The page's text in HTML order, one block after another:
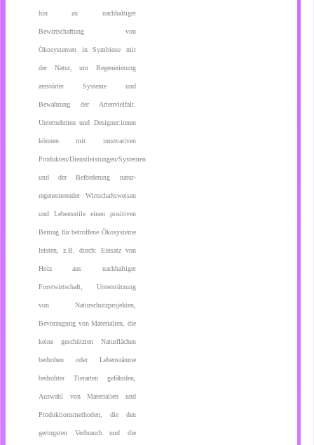
hin zu nachhaltiger
Bewirtschaftung von
Ökosystemen in Symbiose mit
der Natur, um Regenerierung
zerstörter Systeme und
Bewahrung der Artenvielfalt.
Unternehmen und Designer:innen
können mit innovativen
Produkten/Dienstleistungen/Systemen
und der Beförderung natur-
regenerierender Wirtschaftsweisen
und Lebensstile einen positiven
Beitrag für betroffene Ökosysteme
leisten, z.B. durch: Einsatz von
Holz aus nachhaltiger
Forstwirtschaft, Unterstützung
von Naturschutzprojekten,
Bevorzugung von Materialien, die
keine geschützten Naturflächen
bedrohen oder Lebensräume
bedrohter Tierarten gefährden,
Auswahl von Materialien und
Produktionsmethoden, die den
geringsten Verbrauch und die